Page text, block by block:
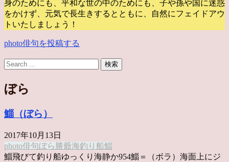
身のためにも、平和な世の中のためにも、子や孫や国に迷惑
をかけず、元気で長生きするとともに、自然にフェイドアウ
トいたしましょう！
photo俳句を投稿する
ぼら
鯔（ぼら）
2017年10月13日
photo俳句ぼら 勝爺海釣り船鯔
鯔飛びて釣り船ゆっくり海静か954鯔＝（ボラ）海面上にジ